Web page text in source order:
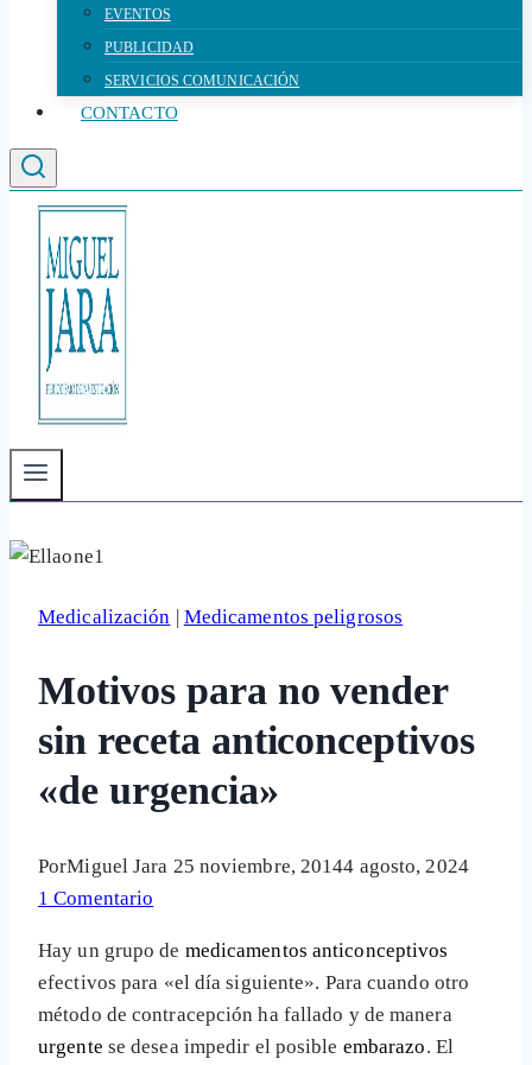
EVENTOS
PUBLICIDAD
SERVICIOS COMUNICACIÓN
CONTACTO
Medicalización Medicamentos peligrosos
Motivos para no vender
sin receta anticonceptivos
«de urgencia»
PorMiguel Jara 25 noviembre, 20144 agosto, 2024
1 Comentario
Hay un grupo de medicamentos anticonceptivos
efectivos para «el día siguiente». Para cuando otro
método de contracepción ha fallado y de manera
urgente se desea impedir el posible embarazo. El